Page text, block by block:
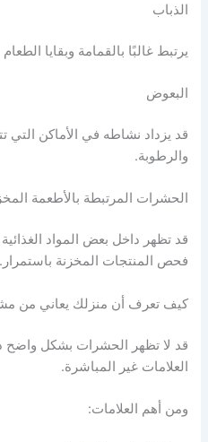
الذباب
يرتبط غالبًا بالقمامة وبقايا
البعوض
قد يزداد نشاطه في الأماكن التي
والرطوبة.
الحشرات المرتبطة بالأطعمة
قد تظهر داخل بعض المواد
فحص المنتجات المخزنة باستمرار.
كيف تعرف أن منزلك يعاني من
قد لا تظهر الحشرات بشكل واضح
العلامات غير المباشرة.
ومن أهم العلامات: